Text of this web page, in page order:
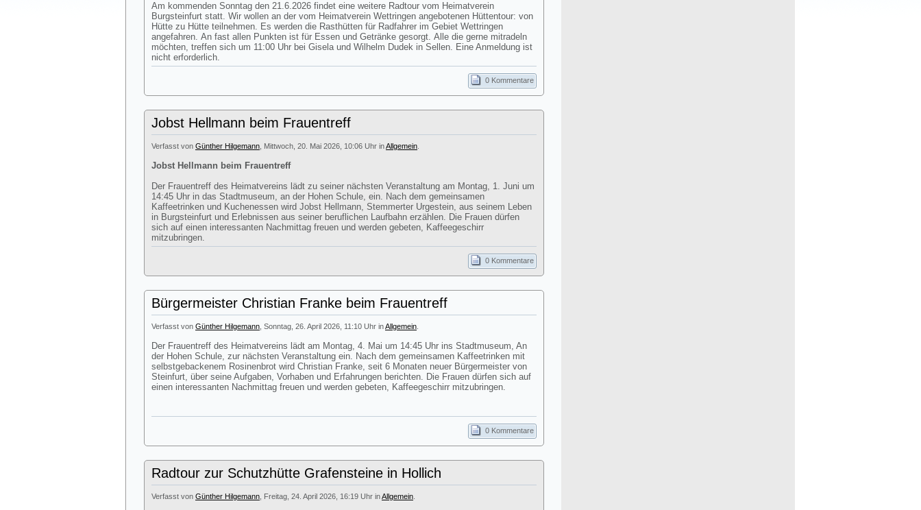
Am kommenden Sonntag den 21.6.2026 findet eine weitere Radtour vom Heimatverein
Burgsteinfurt statt. Wir wollen an der vom Heimatverein Wettringen angebotenen Hüttentour: von
Hütte zu Hütte teilnehmen. Es werden die Rasthütten für Radfahrer im Gebiet Wettringen
angefahren. An fast allen Punkten ist für Essen und Getränke gesorgt. Alle die gerne mitradeln
möchten, treffen sich um 11:00 Uhr bei Gisela und Wilhelm Dudek in Sellen. Eine Anmeldung ist
nicht erforderlich.
0 Kommentare
Jobst Hellmann beim Frauentreff
Verfasst von Günther Hilgemann , Mittwoch, 20. Mai 2026, 10:06 Uhr inAllgemein
Jobst Hellmann beim Frauentreff
Der Frauentreff des Heimatvereins lädt zu seiner nächsten Veranstaltung am Montag, 1. Juni um
14:45 Uhr in das Stadtmuseum, an der Hohen Schule, ein. Nach dem gemeinsamen
Kaffeetrinken und Kuchenessen wird Jobst Hellmann, Stemmerter Urgestein, aus seinem Leben
in Burgsteinfurt und Erlebnissen aus seiner beruflichen Laufbahn erzählen. Die Frauen dürfen
sich auf einen interessanten Nachmittag freuen und werden gebeten, Kaffeegeschirr
mitzubringen.
0 Kommentare
Bürgermeister Christian Franke beim Frauentreff
Verfasst von Günther Hilgemann , Sonntag, 26. April 2026, 11:10 Uhr inAllgemein
Der Frauentreff des Heimatvereins lädt am Montag, 4. Mai um 14:45 Uhr ins Stadtmuseum, An
der Hohen Schule, zur nächsten Veranstaltung ein. Nach dem gemeinsamen Kaffeetrinken mit
selbstgebackenem Rosinenbrot wird Christian Franke, seit 6 Monaten neuer Bürgermeister von
Steinfurt, über seine Aufgaben, Vorhaben und Erfahrungen berichten. Die Frauen dürfen sich auf
einen interessanten Nachmittag freuen und werden gebeten, Kaffeegeschirr mitzubringen.
0 Kommentare
Radtour zur Schutzhütte Grafensteine in Hollich
Verfasst von Günther Hilgemann , Freitag, 24. April 2026, 16:19 Uhr inAllgemein